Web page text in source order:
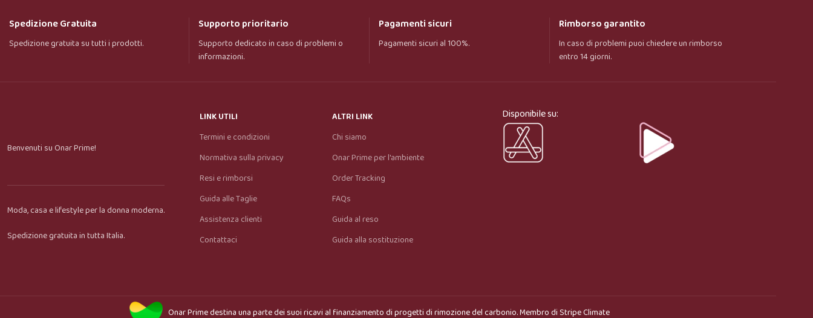
Dimmi cosa stai cercando e ti aiuto a trovare il
Spedizione Gratuita
Spedizione gratuita su tutti i prodotti.
Supporto prioritario
Supporto dedicato in caso di problemi o
informazioni.
Pagamenti sicuri
Pagamenti sicuri al 100%.
Rimborso garantito
In caso di problemi puoi chiedere un rimborso
entro 14 giorni.
Benvenuti su Onar Prime!
Moda, casa e lifestyle per la donna moderna.
Spedizione gratuita in tutta Italia.
LINK UTILI
Termini e condizioni
Normativa sulla privacy
Resi e rimborsi
Guida alle Taglie
Assistenza clienti
Contattaci
ALTRI LINK
Chi siamo
Onar Prime per l'ambiente
Order Tracking
FAQs
Guida al reso
Guida alla sostituzione
Disponibile su:
Onar Primedestina una parte dei suoi ricavi al finanziamento di progetti di rimozione del carbonio. Membro diStripe Climate